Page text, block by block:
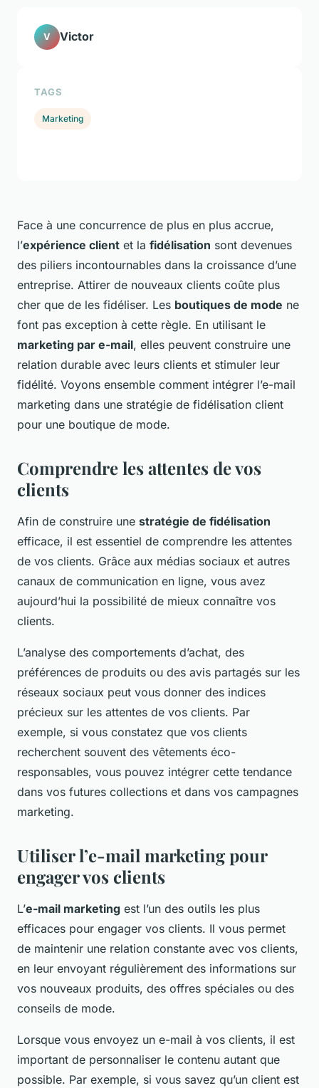
Face à une concurrence de plus en plus accrue,
l’expérience client et la fidélisation sont devenues
des piliers incontournables dans la croissance d’une
entreprise. Attirer de nouveaux clients coûte plus
cher que de les fidéliser. Les boutiques de mode ne
font pas exception à cette règle. En utilisant le
marketing par e-mail, elles peuvent construire une
relation durable avec leurs clients et stimuler leur
fidélité. Voyons ensemble comment intégrer l’e-mail
marketing dans une stratégie de fidélisation client
pour une boutique de mode.
Comprendre les attentes de vos
clients
Afin de construire une stratégie de fidélisation
efficace, il est essentiel de comprendre les attentes
de vos clients. Grâce aux médias sociaux et autres
canaux de communication en ligne, vous avez
aujourd’hui la possibilité de mieux connaître vos
clients.
L’analyse des comportements d’achat, des
préférences de produits ou des avis partagés sur les
réseaux sociaux peut vous donner des indices
précieux sur les attentes de vos clients. Par
exemple, si vous constatez que vos clients
recherchent souvent des vêtements éco-
responsables, vous pouvez intégrer cette tendance
dans vos futures collections et dans vos campagnes
marketing.
Utiliser l’e-mail marketing pour
engager vos clients
L’e-mail marketing est l’un des outils les plus
efficaces pour engager vos clients. Il vous permet
de maintenir une relation constante avec vos clients,
en leur envoyant régulièrement des informations sur
vos nouveaux produits, des offres spéciales ou des
conseils de mode.
Lorsque vous envoyez un e-mail à vos clients, il est
important de personnaliser le contenu autant que
possible. Par exemple, si vous savez qu’un client est
V Victor
TAGS
Marketing